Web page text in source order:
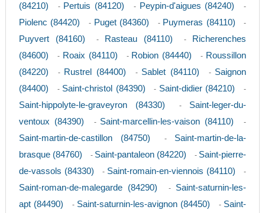
(84210)
- Pertuis (84120) - Peypin-d'aigues (84240) -
Piolenc (84420) - Puget (84360) - Puymeras (84110) -
Puyvert (84160) - Rasteau (84110) -
Richerenches
(84600)
- Roaix (84110) - Robion (84440) - Roussillon
(84220)
- Rustrel (84400) - Sablet (84110) - Saignon
(84400)
- Saint-christol (84390) - Saint-didier (84210) -
Saint-hippolyte-le-graveyron (84330) - Saint-leger-du-
ventoux (84390)
- Saint-marcellin-les-vaison (84110) -
Saint-martin-de-castillon (84750) - Saint-martin-de-la-
brasque (84760)
- Saint-pantaleon (84220) - Saint-pierre-
de-vassols (84330)
- Saint-romain-en-viennois (84110) -
Saint-roman-de-malegarde (84290) - Saint-saturnin-les-
apt (84490)
- Saint-saturnin-les-avignon (84450) - Saint-